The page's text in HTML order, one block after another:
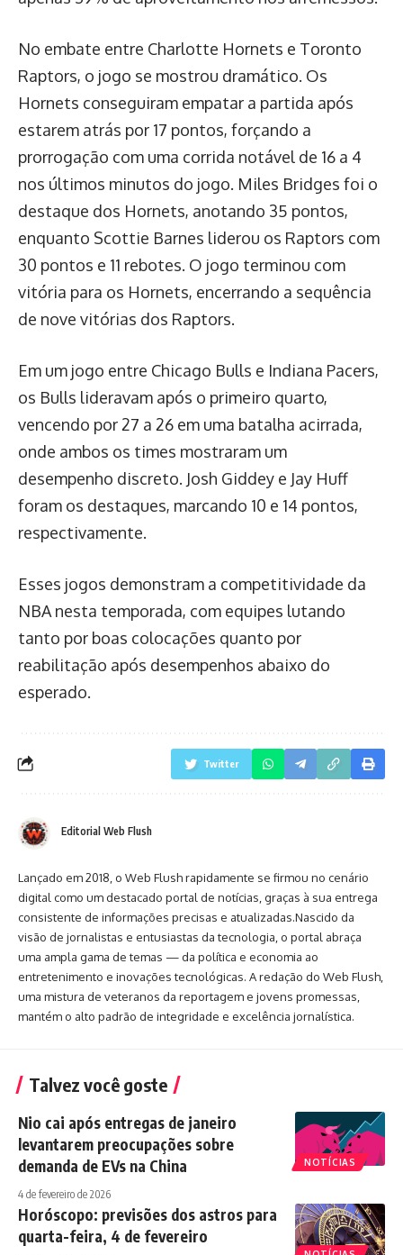
No embate entre Charlotte Hornets e Toronto
Raptors, o jogo se mostrou dramático. Os
Hornets conseguiram empatar a partida após
estarem atrás por 17 pontos, forçando a
prorrogação com uma corrida notável de 16 a 4
nos últimos minutos do jogo. Miles Bridges foi o
destaque dos Hornets, anotando 35 pontos,
enquanto Scottie Barnes liderou os Raptors com
30 pontos e 11 rebotes. O jogo terminou com
vitória para os Hornets, encerrando a sequência
de nove vitórias dos Raptors.
Em um jogo entre Chicago Bulls e Indiana Pacers,
os Bulls lideravam após o primeiro quarto,
vencendo por 27 a 26 em uma batalha acirrada,
onde ambos os times mostraram um
desempenho discreto. Josh Giddey e Jay Huff
foram os destaques, marcando 10 e 14 pontos,
respectivamente.
Esses jogos demonstram a competitividade da
NBA nesta temporada, com equipes lutando
tanto por boas colocações quanto por
reabilitação após desempenhos abaixo do
esperado.
Twitter
Editorial Web Flush
Lançado em 2018, o Web Flush rapidamente se firmou no cenário
digital como um destacado portal de notícias, graças à sua entrega
consistente de informações precisas e atualizadas.Nascido da
visão de jornalistas e entusiastas da tecnologia, o portal abraça
uma ampla gama de temas — da política e economia ao
entretenimento e inovações tecnológicas. A redação do Web Flush,
uma mistura de veteranos da reportagem e jovens promessas,
mantém o alto padrão de integridade e excelência jornalística.
Talvez você goste
NOTÍCIAS
Nio cai após entregas de janeiro
levantarem preocupações sobre
demanda de EVs na China
4 de fevereiro de 2026
Horóscopo: previsões dos astros para
quarta-feira, 4 de fevereiro